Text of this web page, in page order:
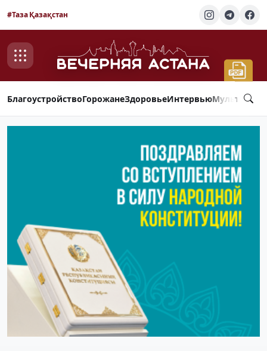
#Таза Қазақстан
БлагоустройствоГорожанеЗдоровьеИнтервью